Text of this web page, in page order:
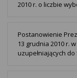
2010 r. o liczbie
Postanowienie
13 grudnia 2010 r.
uzupełniających